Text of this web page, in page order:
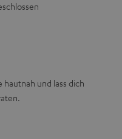
hautnah und lass dich